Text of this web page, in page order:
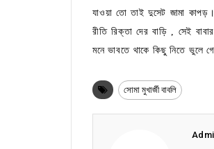
যাওয়া তো তাই দুসেট জামা
রীতি রিক্তা দের বাড়ি , সেই
মনে ভাবতে থাকে কিছু নিতে ভুলে
সোমা মুখার্জী বাবলি